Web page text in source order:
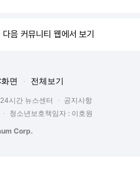
음 커뮤니티 웹에서 보기
면 전체보기
24시간 뉴스센터
공지사항
청소년보호책임자 : 이호원
Corp.